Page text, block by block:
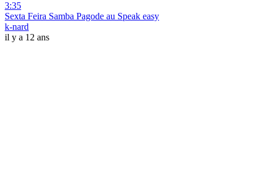
3:35
Sexta Feira Samba Pagode au Speak easy
k-nard
il y a 12 ans